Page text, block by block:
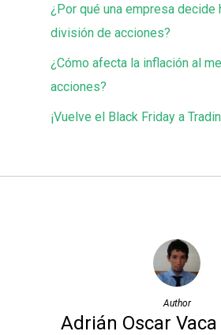
¿Por qué una empresa decide
división de acciones?
¿Cómo afecta la inflación al
acciones?
¡Vuelve el Black Friday a
Author
Adrián Oscar